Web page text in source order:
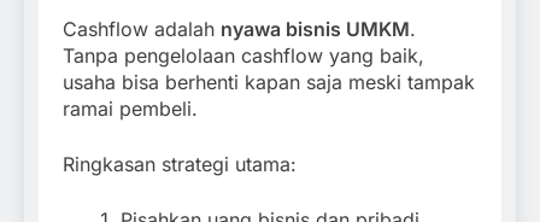
Cashflow adalah nyawa bisnis UMKM.
Tanpa pengelolaan cashflow yang baik,
usaha bisa berhenti kapan saja meski tampak
ramai pembeli.
Ringkasan strategi utama: